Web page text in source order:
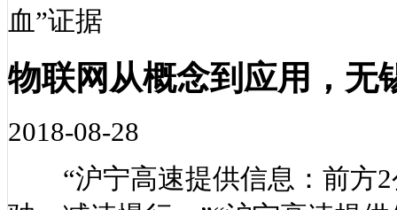
物联网从概念到应用，无
2018-08-28
“沪宁高速提供信息：前方2